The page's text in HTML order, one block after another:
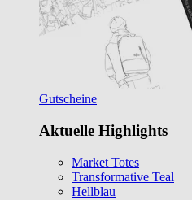
Gutscheine
Aktuelle Highlights
Market Totes
Transformative Teal
Hellblau